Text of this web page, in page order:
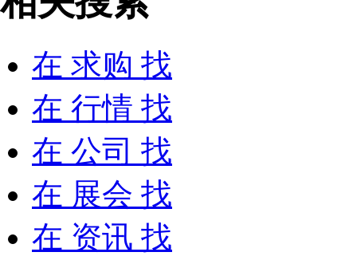
在 求购 找
在 行情 找
在 公司 找
在 展会 找
在 资讯 找